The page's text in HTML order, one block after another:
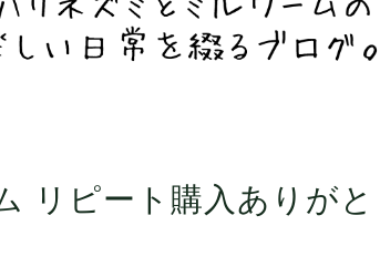
リピート購入ありがと